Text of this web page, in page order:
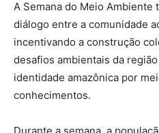
A Semana do Meio Ambiente
diálogo entre a comunidade
incentivando a construção
desafios ambientais da
identidade amazônica por
conhecimentos.
Durante a semana, a